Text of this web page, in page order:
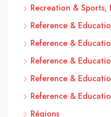
Recreation & Sports,
Reference &
Reference &
Reference &
Reference &
Reference &
Régions